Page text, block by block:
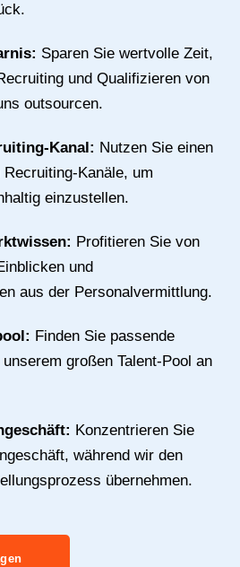
Sparen Sie wertvolle Zeit,
und Qualifizieren von
outsourcen.
Kanal: Nutzen Sie einen
Kanäle, um
einzustellen.
Profitieren Sie von
und
aus der Personalvermittlung.
Finden Sie passende
großen Talent-Pool an
Konzentrieren Sie
während wir den
übernehmen.